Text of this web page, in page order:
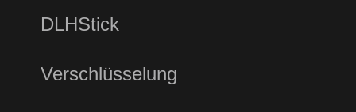
DLHStick
Verschlüsselung